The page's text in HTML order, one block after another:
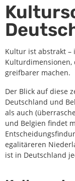
Kultur ist abstrakt –
greifbarer machen.
Der Blick auf diese
Deutschland und
als auch
und Belgien findet
egalitäreren
ist in Deutschland